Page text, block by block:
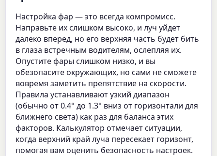
Настройка фар — это всегда компромисс.
Направьте их слишком высоко, и луч уйдет
далеко вперед, но его верхняя часть будет бить
в глаза встречным водителям, ослепляя их.
Опустите фары слишком низко, и вы
обезопасите окружающих, но сами не сможете
вовремя заметить препятствие на скорости.
Правила устанавливают узкий диапазон
(обычно от 0.4° до 1.3° вниз от горизонтали для
ближнего света) как раз для баланса этих
факторов. Калькулятор отмечает ситуации,
когда верхний край луча пересекает горизонт,
помогая вам оценить безопасность настроек.